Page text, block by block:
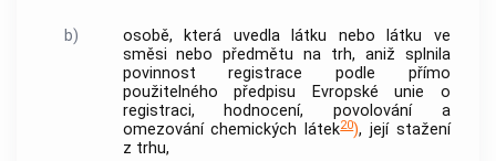
b)
osobě, která uvedla látku nebo látku ve
směsi nebo předmětu na trh, aniž splnila
povinnost registrace podle přímo
použitelného předpisu Evropské unie o
registraci, hodnocení, povolování a
omezování chemických látek20), její stažení
z trhu,